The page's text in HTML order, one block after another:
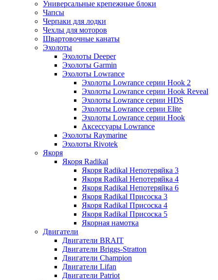
Универсальные крепежные блоки
Чапсы
Черпаки для лодки
Чехлы для моторов
Швартовочные канаты
Эхолоты
Эхолоты Deeper
Эхолоты Garmin
Эхолоты Lowrance
Эхолоты Lowrance серии Hook 2
Эхолоты Lowrance серии Hook Reveal
Эхолоты Lowrance серии HDS
Эхолоты Lowrance серии Elite
Эхолоты Lowrance серии Hook
Аксессуары Lowrance
Эхолоты Raymarine
Эхолоты Rivotek
Якоря
Якоря Radikal
Якоря Radikal Непотеряйка 3
Якоря Radikal Непотеряйка 4
Якоря Radikal Непотеряйка 6
Якоря Radikal Присоска 3
Якоря Radikal Присоска 4
Якоря Radikal Присоска 5
Якорная намотка
Двигатели
Двигатели BRAIT
Двигатели Briggs-Stratton
Двигатели Champion
Двигатели Lifan
Двигатели Patriot